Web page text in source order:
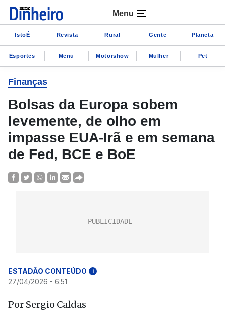
Menu
IstoÉ Revista Rural Gente Planeta
Esportes Menu Motorshow Mulher Pet
Finanças
Bolsas da Europa sobem
levemente, de olho em
impasse EUA-Irã e em semana
de Fed, BCE e BoE
ESTADÃO CONTEÚDO i
27/04/2026 - 6:51
Por Sergio Caldas